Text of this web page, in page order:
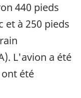
440 pieds
et à 250 pieds
L'avion a été
été